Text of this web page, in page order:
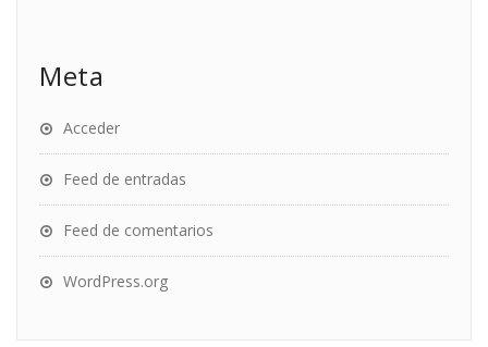
Meta
Acceder
Feed de entradas
Feed de comentarios
WordPress.org